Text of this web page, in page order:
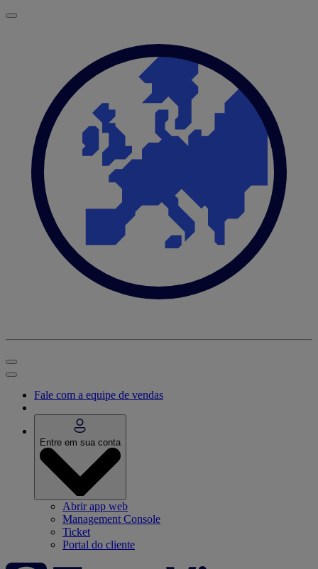
Fale com a equipe de vendas
Entre em sua conta
Abrir app web
Management Console
Ticket
Portal do cliente